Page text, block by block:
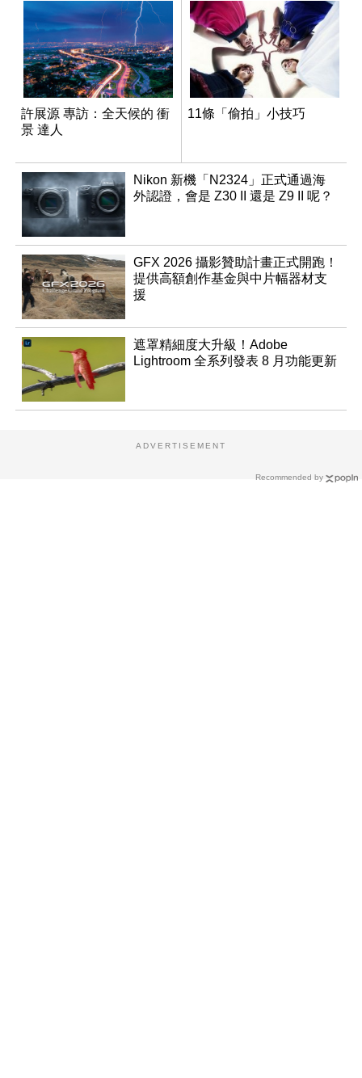
許展源 專訪：全天候的 衝
景 達人
11條「偷拍」小技巧
Nikon 新機「N2324」正式通過海
外認證，會是 Z30 II 還是 Z9 II 呢？
GFX 2026 攝影贊助計畫正式開跑！
提供高額創作基金與中片幅器材支
援
遮罩精細度大升級！Adobe
Lightroom 全系列發表 8 月功能更新
Recommended by
ADVERTISEMENT